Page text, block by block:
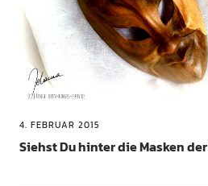
4. FEBRUAR 2015
Siehst Du hinter die Masken